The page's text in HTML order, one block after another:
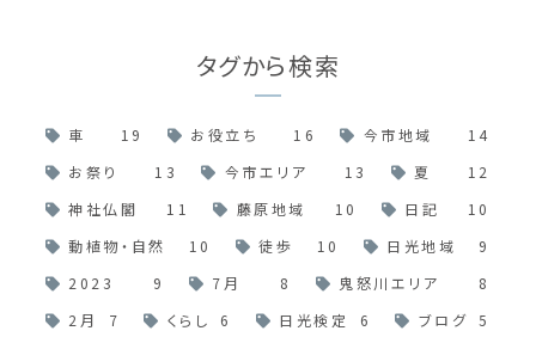
タグから検索
車 19 お役立ち 16 今市地域
14
お祭り
13 今市エリア 13 夏
12
神社仏閣
11 藤原地域 10 日記
10
動植物・自然
10 徒歩 10 日光地域
9
2023
9 7月 8 鬼怒川エリア
8
2月
7 くらし 6 日光検定 6 ブログ
5